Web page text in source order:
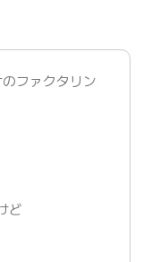
ファクタリン
ど